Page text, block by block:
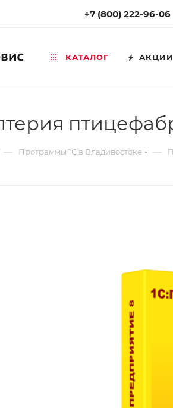
+7 (800) 222-96-06
КАТАЛОГ АКЦИИ
— Программы 1С в Владивостоке —